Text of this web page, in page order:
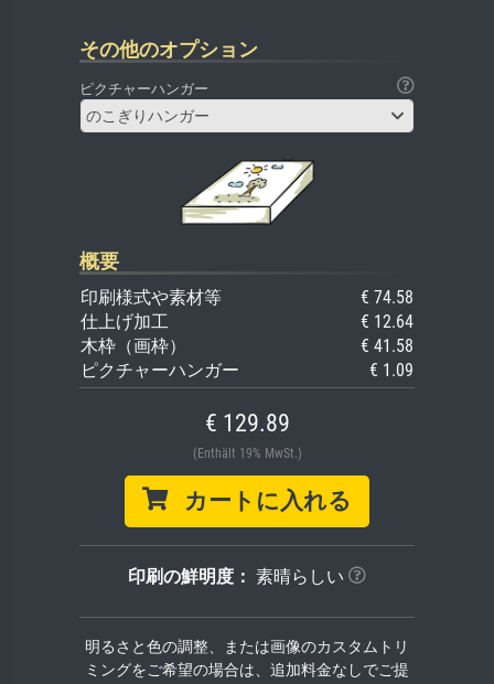
その他のオプション
ピクチャーハンガー
のこぎりハンガー
概要
印刷様式や素材等
€ 74.58
仕上げ加工
€ 12.64
木枠（画枠）
€ 41.58
ピクチャーハンガー
€ 1.09
€ 129.89
(Enthält 19% MwSt.)
カートに入れる
印刷の鮮明度： 素晴らしい
明るさと色の調整、または画像のカスタムトリ
ミングをご希望の場合は、追加料金なしでご提